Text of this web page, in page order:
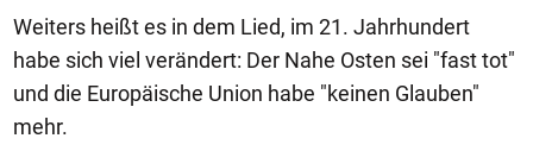
Weiters heißt es in dem Lied, im 21. Jahrhundert
habe sich viel verändert: Der Nahe Osten sei "fast tot"
und die Europäische Union habe "keinen Glauben"
mehr.